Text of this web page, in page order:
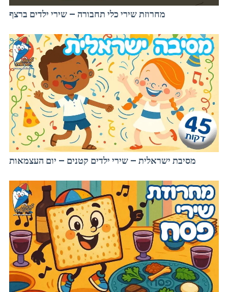
מחרוזת שירי כלי תחבורה – שירי ילדים ברצף
מסיבת ישראלית – שירי ילדים קטנים – יום העצמאות